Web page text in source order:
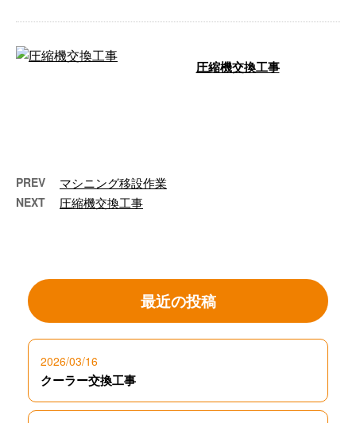
圧縮機交換工事
PREV マシニング移設作業
NEXT 圧縮機交換工事
最近の投稿
2026/03/16
クーラー交換工事